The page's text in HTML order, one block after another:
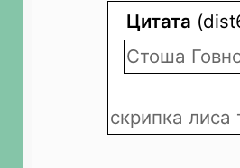
Цитата
Стоша
скрипка лиса